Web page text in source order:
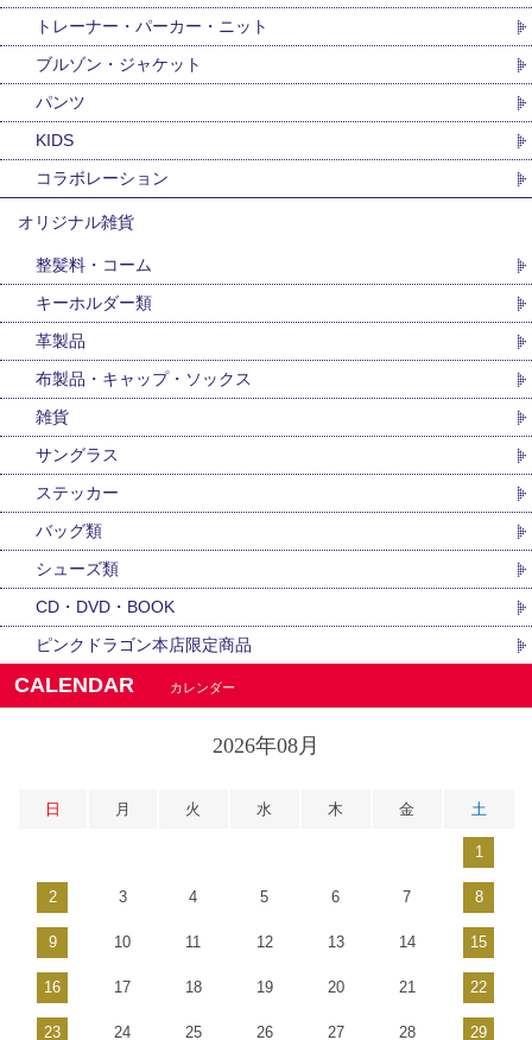
トレーナー・パーカー・ニット
ブルゾン・ジャケット
パンツ
KIDS
コラボレーション
オリジナル雑貨
整髪料・コーム
キーホルダー類
革製品
布製品・キャップ・ソックス
雑貨
サングラス
ステッカー
バッグ類
シューズ類
CD・DVD・BOOK
ピンクドラゴン本店限定商品
CALENDAR カレンダー
2026年08月
日 月 火 水 木 金 土
1
2 3 4 5 6 7 8
9 10 11 12 13 14 15
16 17 18 19 20 21 22
23 24 25 26 27 28 29